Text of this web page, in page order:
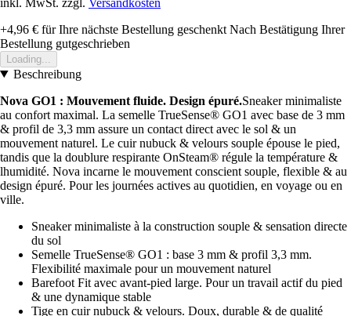
inkl. MwSt. zzgl. Versandkosten
+4,96 € für Ihre nächste Bestellung geschenkt Nach Bestätigung Ihrer
Bestellung gutgeschrieben
Loading...
Beschreibung
Nova GO1 : Mouvement fluide. Design épuré.Sneaker minimaliste
au confort maximal. La semelle TrueSense® GO1 avec base de 3 mm
& profil de 3,3 mm assure un contact direct avec le sol & un
mouvement naturel. Le cuir nubuck & velours souple épouse le pied,
tandis que la doublure respirante OnSteam® régule la température &
lhumidité. Nova incarne le mouvement conscient souple, flexible & au
design épuré. Pour les journées actives au quotidien, en voyage ou en
ville.
Sneaker minimaliste à la construction souple & sensation directe
du sol
Semelle TrueSense® GO1 : base 3 mm & profil 3,3 mm.
Flexibilité maximale pour un mouvement naturel
Barefoot Fit avec avant-pied large. Pour un travail actif du pied
& une dynamique stable
Tige en cuir nubuck & velours. Doux, durable & de qualité